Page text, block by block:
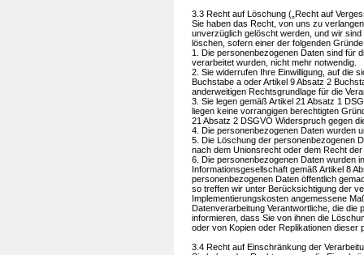
3.3 Recht auf Löschung („Recht auf
Sie haben das Recht, von uns zu
unverzüglich gelöscht werden, und wir
löschen, sofern einer der folgenden
1. Die personenbezogenen Daten sind für
verarbeitet wurden, nicht mehr notwendig.
2. Sie widerrufen Ihre Einwilligung, auf die
Buchstabe a oder Artikel 9 Absatz 2
anderweitigen Rechtsgrundlage für die
3. Sie legen gemäß Artikel 21 Absatz 1
liegen keine vorrangigen berechtigten
21 Absatz 2 DSGVO Widerspruch gegen
4. Die personenbezogenen Daten wurden
5. Die Löschung der personenbezogenen
nach dem Unionsrecht oder dem Recht
6. Die personenbezogenen Daten wurden
Informationsgesellschaft gemäß Artikel 8
personenbezogenen Daten öffentlich
so treffen wir unter Berücksichtigung der
Implementierungskosten angemessene
Datenverarbeitung Verantwortliche, die
informieren, dass Sie von ihnen die
oder von Kopien oder Replikationen
3.4 Recht auf Einschränkung der